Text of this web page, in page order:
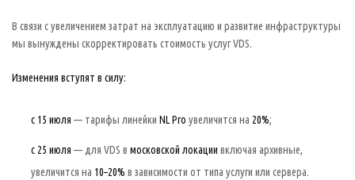
В связи с увеличением затрат на эксплуатацию и развитие инфраструктуры
мы вынуждены скорректировать стоимость услуг VDS.
Изменения вступят в силу:
с 15 июля — тарифы линейки NL Pro увеличится на 20%;
с 25 июля — для VDS в московской локации включая архивные,
увеличится на 10–20% в зависимости от типа услуги или сервера.